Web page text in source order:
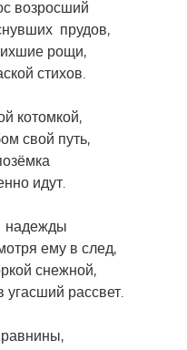
возросший
прудов,
рощи,
стихов.
котомкой,
свой путь,
идут.
надежды
ему в след,
снежной,
рассвет.
Н.А. посвящается…
память...
берёза…»
80 – ти летию
бойца ЧВК